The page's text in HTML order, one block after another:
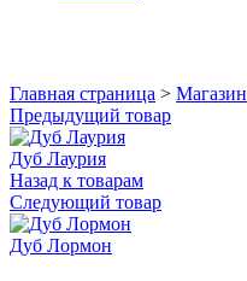
Главная страница > Магазин
Предыдущий товар
Дуб Лаурия
Назад к товарам
Следующий товар
Дуб Лормон